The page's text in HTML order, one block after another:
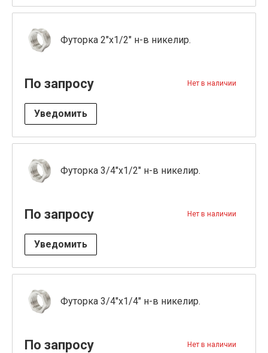
Футорка 2"x1/2" н-в никелир.
По запросу Нет в наличии
Уведомить
Футорка 3/4"x1/2" н-в никелир.
По запросу Нет в наличии
Уведомить
Футорка 3/4"x1/4" н-в никелир.
По запросу Нет в наличии